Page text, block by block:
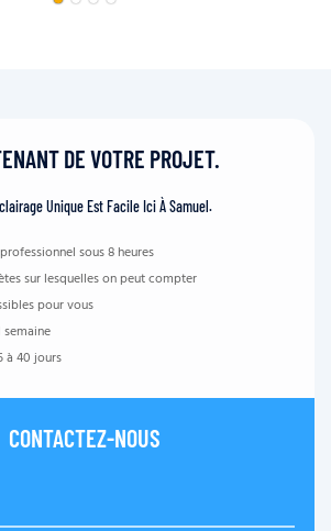
DE VOTRE PROJET.
Unique Est Facile Ici À Samuel.
sous 8 heures
sur lesquelles on peut compter
pour vous
à 40 jours
CONTACTEZ-NOUS